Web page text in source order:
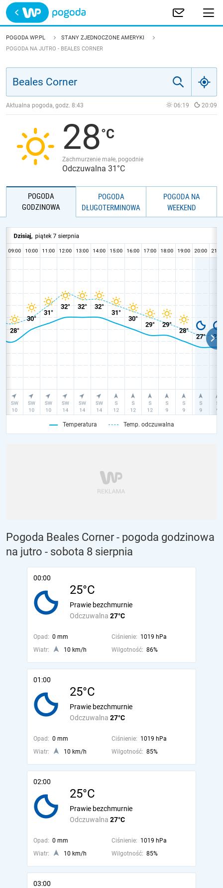
Trwa ładowanie
POLSKA
JAKOŚĆ POWIETRZA
POGODA WP.PL
STANY ZJEDNOCZONE AMERYKI
POGODA NA JUTRO - BEALES CORNER
Aktualna pogoda, godz. 8:43 06:19 20:09
28
Zachmurzenie małe, pogodnie
Odczuwalna 31°C
POGODA
GODZINOWA
POGODA
DŁUGOTERMINOWA
POGODA NA
WEEKEND
Temperatura Temp. odczuwalna
Pogoda Beales Corner - pogoda godzinowa
na jutro - sobota 8 sierpnia
00:00
25°C
Odczuwalna 27°C
Prawie bezchmurnie
Opad: 0 mm Ciśnienie: 1019 hPa
Wiatr:
10 km/h Wilgotność: 86%
01:00
25°C
Odczuwalna 27°C
Prawie bezchmurnie
Opad: 0 mm Ciśnienie: 1019 hPa
Wiatr:
10 km/h Wilgotność: 85%
02:00
25°C
Odczuwalna 27°C
Prawie bezchmurnie
Opad: 0 mm Ciśnienie: 1019 hPa
Wiatr:
10 km/h Wilgotność: 85%
03:00